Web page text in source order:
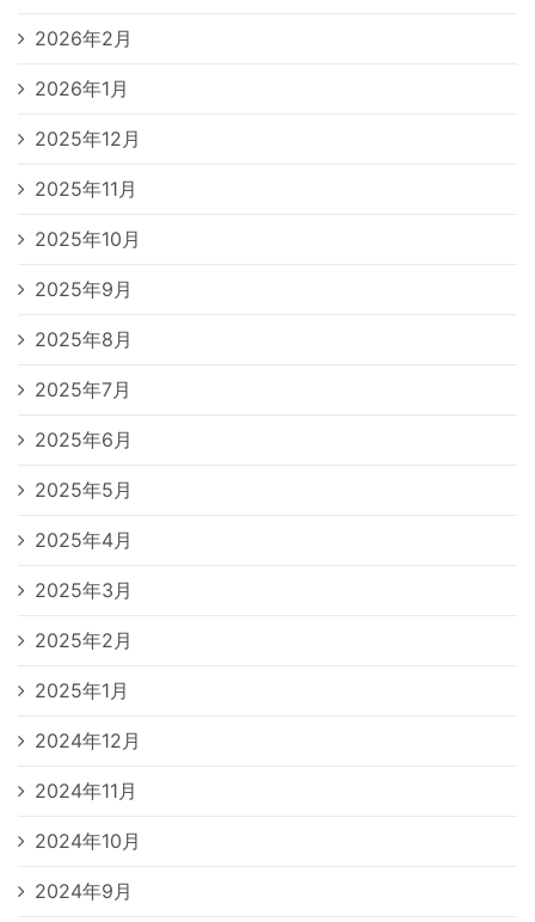
2026年2月
2026年1月
2025年12月
2025年11月
2025年10月
2025年9月
2025年8月
2025年7月
2025年6月
2025年5月
2025年4月
2025年3月
2025年2月
2025年1月
2024年12月
2024年11月
2024年10月
2024年9月